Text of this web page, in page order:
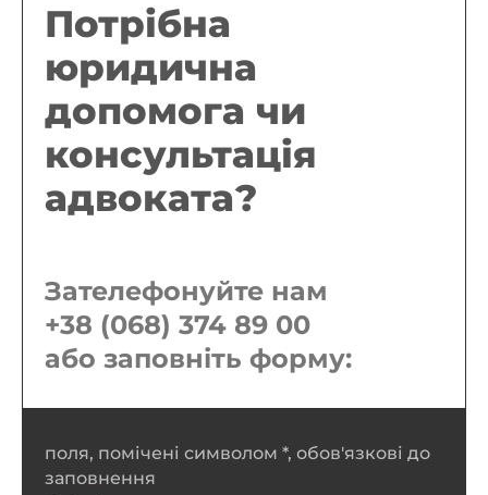
Потрібна
юридична
допомога чи
консультація
адвоката?
Зателефонуйте нам
+38 (068) 374 89 00
або заповніть форму:
поля, помічені символом *, обов'язкові до
заповнення